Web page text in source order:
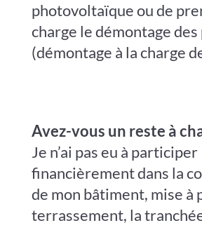
photovoltaïque ou de
charge le démontage des
(démontage à la charge
Avez-vous un reste à
Je n’ai pas eu à participer
financièrement dans la
de mon bâtiment, mise à
terrassement, la